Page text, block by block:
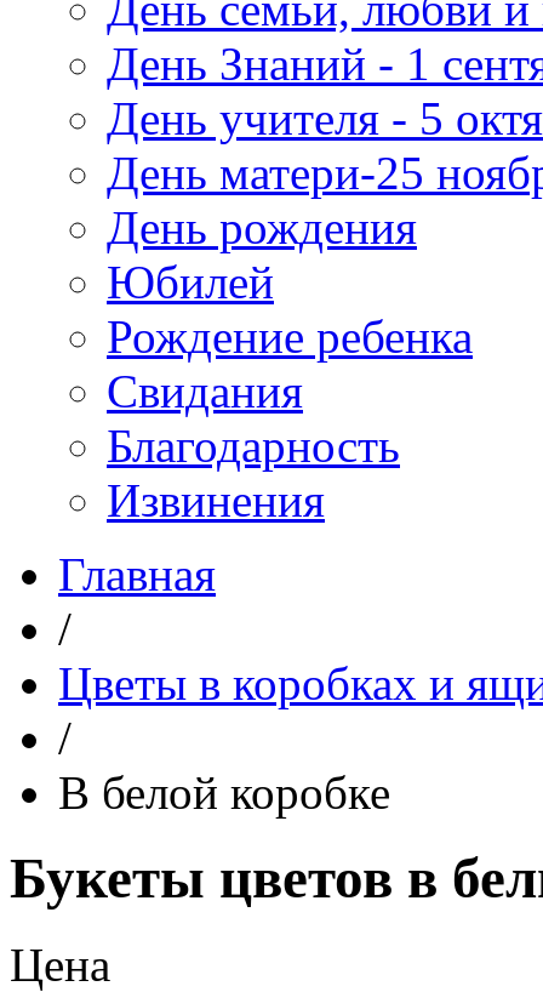
День Знаний - 1
День учителя - 5
День матери-25
День рождения
Юбилей
Рождение ребенка
Свидания
Благодарность
Извинения
Главная
/
Цветы в коробках и
/
В белой коробке
Букеты цветов в
Цена